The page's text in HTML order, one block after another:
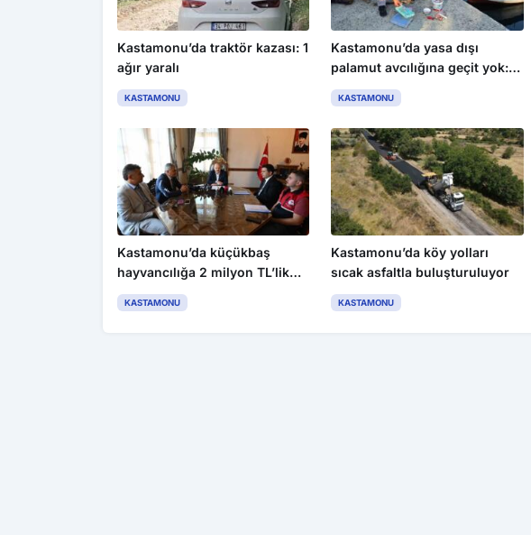
Kastamonu’da traktör kazası: 1
ağır yaralı
KASTAMONU
Kastamonu’da yasa dışı
palamut avcılığına geçit yok: 4
kişiye para cezası uygulandı
KASTAMONU
Kastamonu’da küçükbaş
hayvancılığa 2 milyon TL’lik
destek
KASTAMONU
Kastamonu’da köy yolları
sıcak asfaltla buluşturuluyor
KASTAMONU